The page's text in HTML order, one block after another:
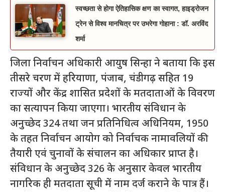
स्वच्छता से होगा ऐतिहासिक क्षण का स्वागत, हाइड्रोजन
ट्रेन से विश्व मानचित्र पर उभरेगा गोहाना : डॉ. अरविंद
शर्मा
जिला निर्वाचन अधिकारी आयुष सिन्हा ने बताया कि इस
तीसरे चरण में हरियाणा, पंजाब, चंडीगढ़ सहित 19
राज्यों और केंद्र शासित प्रदेशों के मतदाताओं के विवरण
का सत्यापन किया जाएगा। भारतीय संविधान के
अनुच्छेद 324 तथा जन प्रतिनिधित्व अधिनियम, 1950
के तहत निर्वाचन आयोग को निर्वाचक नामावलियों की
तैयारी एवं चुनावों के संचालन का अधिकार प्राप्त है।
संविधान के अनुच्छेद 326 के अनुसार केवल भारतीय
नागरिक ही मतदाता सूची में नाम दर्ज कराने के पात्र हैं।